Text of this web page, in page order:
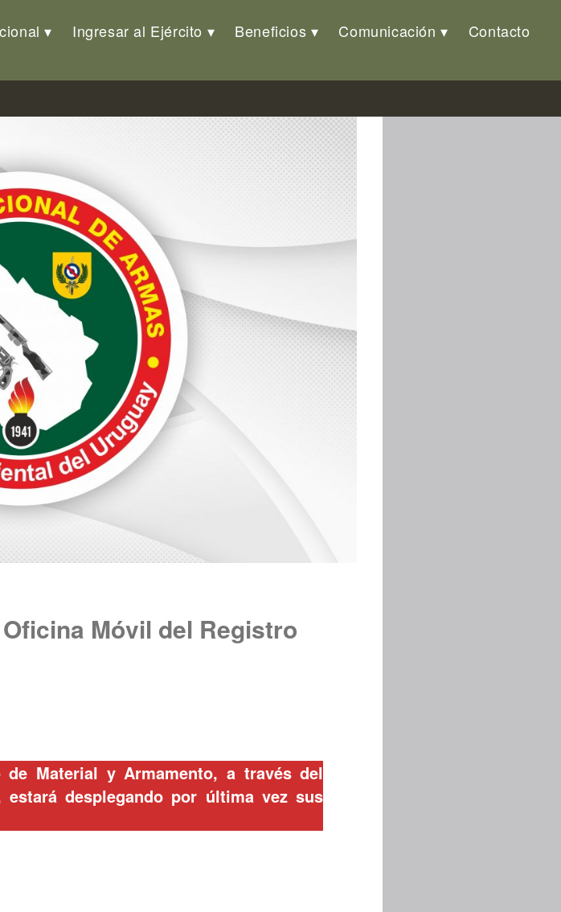
Ingresar al Ejército Beneficios Comunicación Contacto
Móvil del Registro
Material y Armamento, a través del
estará desplegando por última vez sus